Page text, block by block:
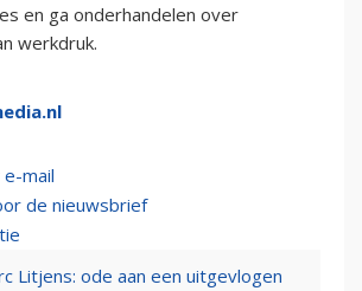
en ga onderhandelen over
werkdruk.
mail
de nieuwsbrief
Litjens: ode aan een uitgevlogen